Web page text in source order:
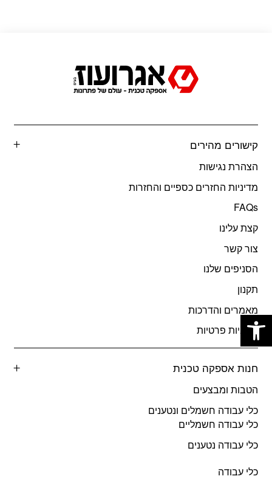
קישורים מהירים
הצהרת נגישות
מדיניות החזרים כספיים והחזרות
FAQs
קצת עלינו
צור קשר
הסניפים שלנו
תקנון
מאמרים והדרכות
מדיניות פרטיות
חנות אספקה טכנית
הטבות ומבצעים
כלי עבודה חשמלים ונטענים
כלי עבודה חשמליים
כלי עבודה נטענים
כלי עבודה
פתח סרגל נגישות